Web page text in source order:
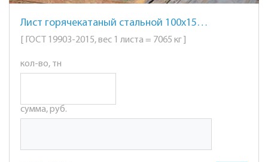
Лист горячекатаный стальной 100х1500х6000мм. ст. 40Х
[ ГОСТ 19903-2015, вес 1 листа = 7065 кг ]
кол-во, тн
сумма, руб.